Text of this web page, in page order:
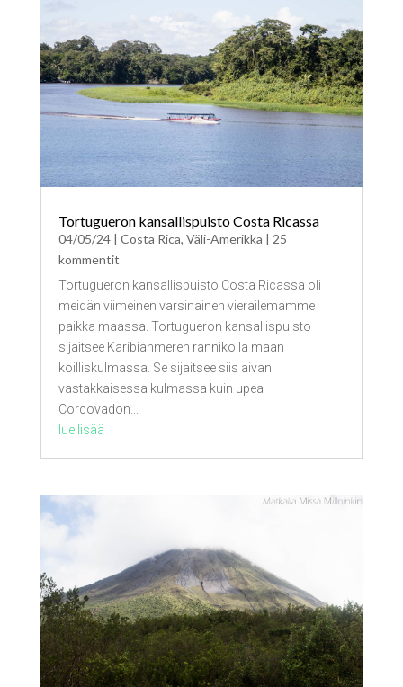
Tortugueron kansallispuisto Costa Ricassa
04/05/24| Costa Rica, Väli-Amerikka | 25
kommentit
Tortugueron kansallispuisto Costa Ricassa oli
meidän viimeinen varsinainen vierailemamme
paikka maassa. Tortugueron kansallispuisto
sijaitsee Karibianmeren rannikolla maan
koilliskulmassa. Se sijaitsee siis aivan
vastakkaisessa kulmassa kuin upea
Corcovadon...
lue lisää